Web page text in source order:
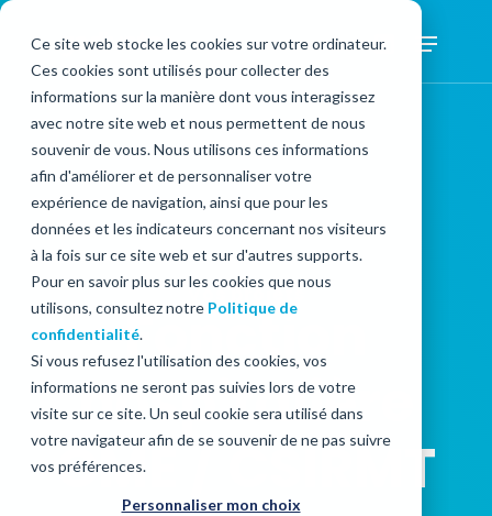
Ce site web stocke les cookies sur votre ordinateur.
Ces cookies sont utilisés pour collecter des
informations sur la manière dont vous interagissez
avec notre site web et nous permettent de nous
souvenir de vous. Nous utilisons ces informations
afin d'améliorer et de personnaliser votre
expérience de navigation, ainsi que pour les
données et les indicateurs concernant nos visiteurs
à la fois sur ce site web et sur d'autres supports.
Pour en savoir plus sur les cookies que nous
utilisons, consultez notre Politique de
confidentialité.
Si vous refusez l'utilisation des cookies, vos
informations ne seront pas suivies lors de votre
visite sur ce site. Un seul cookie sera utilisé dans
votre navigateur afin de se souvenir de ne pas suivre
vos préférences.
Personnaliser mon choix
Suivez-
nous
Vos projets
Fonction
hospitalière
CME / CSIRMT